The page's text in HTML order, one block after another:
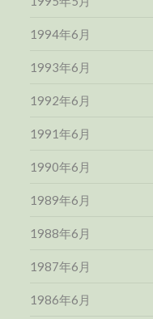
1994年6月
1993年6月
1992年6月
1991年6月
1990年6月
1989年6月
1988年6月
1987年6月
1986年6月